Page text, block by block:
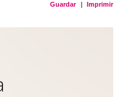
Guardar Imprimir